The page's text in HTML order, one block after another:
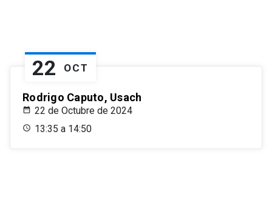
22 OCT
Rodrigo Caputo, Usach
22 de Octubre de 2024
13:35 a 14:50